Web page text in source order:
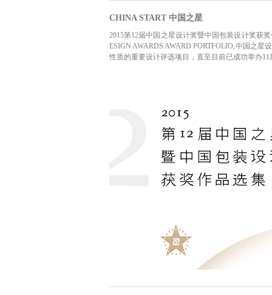
CHINA START 中国之星
2015第12届中国之星设计奖暨中国包装设计奖获
ESIGN AWARDS AWARD PORTFOLIO,中国之
性质的重要设计评选项目，直至目前已成功举办11